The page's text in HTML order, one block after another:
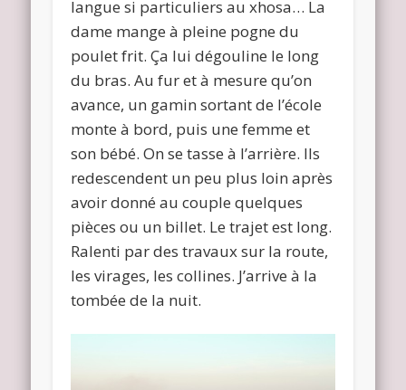
langue si particuliers au xhosa… La
dame mange à pleine pogne du
poulet frit. Ça lui dégouline le long
du bras. Au fur et à mesure qu’on
avance, un gamin sortant de l’école
monte à bord, puis une femme et
son bébé. On se tasse à l’arrière. Ils
redescendent un peu plus loin après
avoir donné au couple quelques
pièces ou un billet. Le trajet est long.
Ralenti par des travaux sur la route,
les virages, les collines. J’arrive à la
tombée de la nuit.